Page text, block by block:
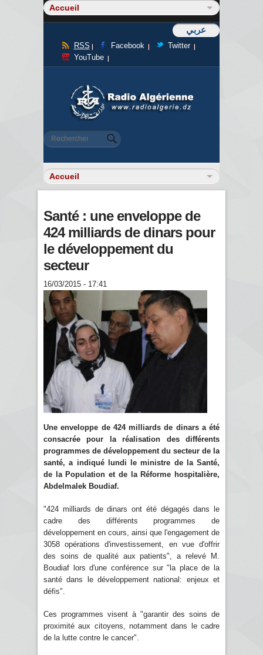
عربي
RSS Facebook
Twitter
YouTube
Formulaire de recherche
Rechercher
Santé : une enveloppe de
424 milliards de dinars pour
le développement du
secteur
16/03/2015 - 17:41
Une enveloppe de 424 milliards de dinars a été
consacrée pour la réalisation des différents
programmes de développement du secteur de la
santé, a indiqué lundi le ministre de la Santé,
de la Population et de la Réforme hospitalière,
Abdelmalek Boudiaf.
"424 milliards de dinars ont été dégagés dans le
cadre des différents programmes de
développement en cours, ainsi que l'engagement de
3058 opérations d'investissement, en vue d'offrir
des soins de qualité aux patients", a relevé M.
Boudiaf lors d'une conférence sur "la place de la
santé dans le développement national: enjeux et
défis".
Ces programmes visent à "garantir des soins de
proximité aux citoyens, notamment dans le cadre
de la lutte contre le cancer".